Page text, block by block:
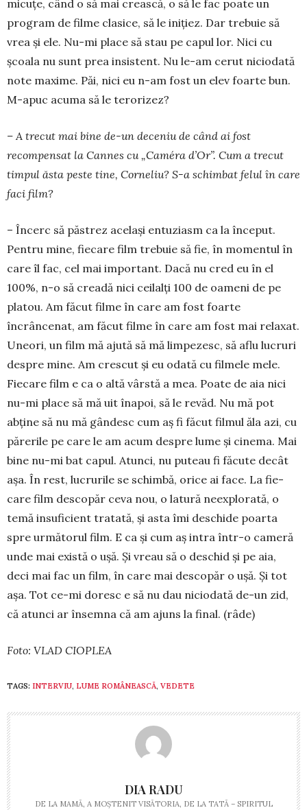
micuțe, când o să mai crească, o să le fac poate un
program de filme clasice, să le inițiez. Dar trebuie să
vrea și ele. Nu-mi place să stau pe capul lor. Nici cu
școala nu sunt prea insistent. Nu le-am cerut niciodată
note maxime. Păi, nici eu n-am fost un elev foarte bun.
M-apuc acuma să le terorizez?
– A trecut mai bine de-un deceniu de când ai fost
recompensat la Cannes cu „Caméra d’Or”. Cum a trecut
timpul ăsta peste tine, Corneliu? S-a schimbat felul în care
faci film?
– Încerc să păstrez același entuziasm ca la început.
Pentru mine, fiecare film trebuie să fie, în momentul în
care îl fac, cel mai important. Dacă nu cred eu în el
100%, n-o să creadă nici ceilalți 100 de oameni de pe
platou. Am făcut filme în care am fost foarte
încrâncenat, am făcut filme în care am fost mai relaxat.
Uneori, un film mă ajută să mă lim­pezesc, să aflu lucruri
despre mine. Am cres­cut și eu odată cu filmele mele.
Fiecare film e ca o altă vârstă a mea. Poate de aia nici
nu-mi place să mă uit înapoi, să le revăd. Nu mă pot
abține să nu mă gân­desc cum aș fi făcut filmul ăla azi, cu
pă­re­rile pe care le am acum despre lume și cinema. Mai
bine nu-mi bat capul. Atunci, nu puteau fi făcute decât
așa. În rest, lucrurile se schimbă, orice ai face. La fie­
care film descopăr ceva nou, o latură ne­ex­plo­rată, o
temă insuficient tratată, și asta îmi des­chide poarta
spre următorul film. E ca și cum aș intra într-o ca­meră
unde mai există o ușă. Și vreau să o des­chid și pe aia,
deci mai fac un film, în care mai des­copăr o ușă. Și tot
așa. Tot ce-mi do­resc e să nu dau niciodată de-un zid,
că atunci ar însemna că am ajuns la final. (râde)
Foto: VLAD CIOPLEA
TAGS: INTERVIU, LUME ROMÂNEASCĂ, VEDETE
DIA RADU
DE LA MAMĂ, A MOȘTENIT VISĂTORIA, DE LA TATĂ – SPIRITUL